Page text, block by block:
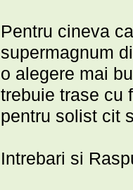
Pentru cineva
supermagnum
o alegere mai
trebuie trase cu
pentru solist cit
Intrebari si